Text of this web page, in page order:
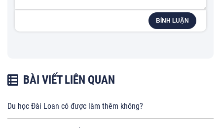
BÌNH LUẬN
BÀI VIẾT LIÊN QUAN
Du học Đài Loan có được làm thêm không?